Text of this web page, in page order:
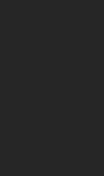
Fülle
ich